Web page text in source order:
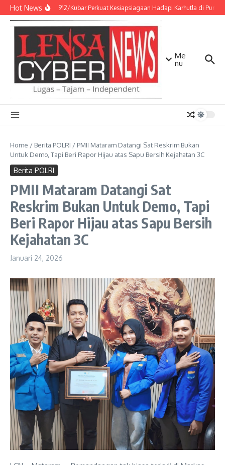
Lewati ke konten
Hot NewsKodim 0912/Kubar Perkuat Kesiapsiagaan Hadapi Karhutla di
Me
nu
Home / Berita POLRI / PMII Mataram Datangi Sat Reskrim Bukan
Untuk Demo, Tapi Beri Rapor Hijau atas Sapu Bersih Kejahatan 3C
Berita POLRI
PMII Mataram Datangi Sat
Reskrim Bukan Untuk Demo, Tapi
Beri Rapor Hijau atas Sapu Bersih
Kejahatan 3C
Januari 24, 2026